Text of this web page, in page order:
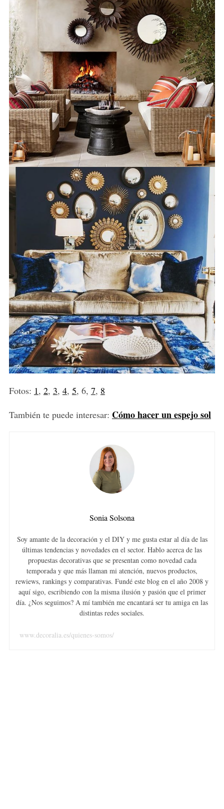
Fotos: 1, 2, 3, 4, 5, 6, 7, 8
También te puede interesar: Cómo hacer un espejo sol
Sonia Solsona
Soy amante de la decoración y el DIY y me gusta estar al día de las
últimas tendencias y novedades en el sector. Hablo acerca de las
propuestas decorativas que se presentan como novedad cada
temporada y que más llaman mi atención, nuevos productos,
rewiews, rankings y comparativas. Fundé este blog en el año 2008 y
aquí sigo, escribiendo con la misma ilusión y pasión que el primer
día. ¿Nos seguimos? A mí también me encantará ser tu amiga en las
distintas redes sociales.
www.decoralia.es/quienes-somos/